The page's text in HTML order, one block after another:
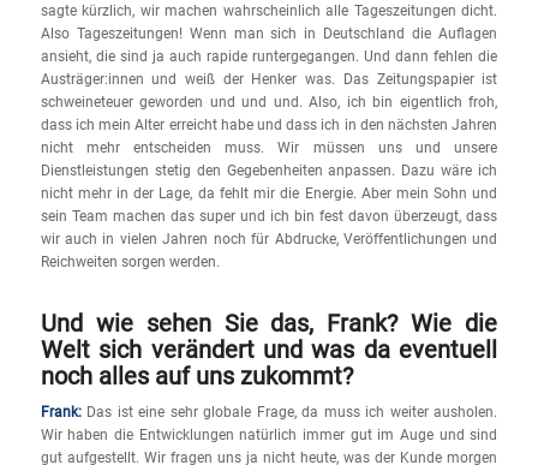
sagte kürzlich, wir machen wahrscheinlich alle Tageszeitungen dicht.
Also Tageszeitungen! Wenn man sich in Deutschland die Auflagen
ansieht, die sind ja auch rapide runtergegangen. Und dann fehlen die
Austräger:innen und weiß der Henker was. Das Zeitungspapier ist
schweineteuer geworden und und und. Also, ich bin eigentlich froh,
dass ich mein Alter erreicht habe und dass ich in den nächsten Jahren
nicht mehr entscheiden muss. Wir müssen uns und unsere
Dienstleistungen stetig den Gegebenheiten anpassen. Dazu wäre ich
nicht mehr in der Lage, da fehlt mir die Energie. Aber mein Sohn und
sein Team machen das super und ich bin fest davon überzeugt, dass
wir auch in vielen Jahren noch für Abdrucke, Veröffentlichungen und
Reichweiten sorgen werden.
Und wie sehen Sie das, Frank? Wie die
Welt sich verändert und was da eventuell
noch alles auf uns zukommt?
Frank: Das ist eine sehr globale Frage, da muss ich weiter ausholen.
Wir haben die Entwicklungen natürlich immer gut im Auge und sind
gut aufgestellt. Wir fragen uns ja nicht heute, was der Kunde morgen